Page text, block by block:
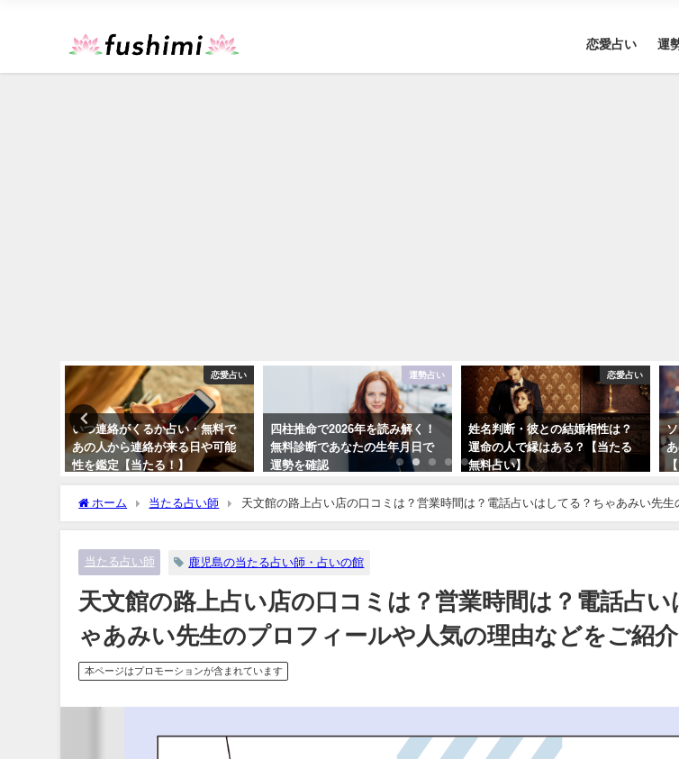
恋愛占い 運
恋愛占い
いつ連絡がくるか占い・無料で
あの人から連絡が来る日や可能
性を鑑定【当たる！】
運勢占い
四柱推命で2026年を読み解く！
無料診断であなたの生年月日で
運勢を確認
恋愛占い
姓名判断・彼との結婚相性は？
運命の人で縁はある？【当たる
無料占い】
ホーム
当たる占い師
天文館の路上占い店の口コミは？営業時間は？電話占いはしてる？ちゃあみい先生
などをご紹介
当たる占い師 鹿児島の当たる占い師・占いの館
天文館の路上占い店の口コミは？営業時間は？電話占い
ゃあみい先生のプロフィールや人気の理由などをご紹介
本ページはプロモーションが含まれています